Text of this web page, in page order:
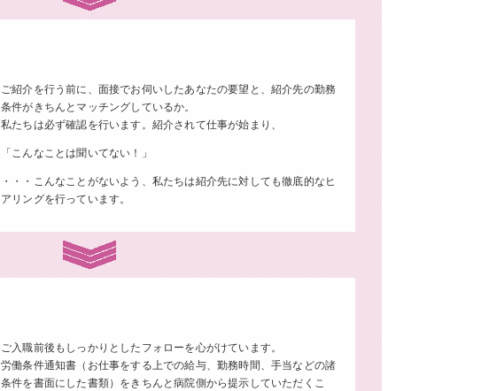
ご紹介を行う前に、面接でお伺いしたあなたの要望と、紹介先の勤務
条件がきちんとマッチングしているか。
私たちは必ず確認を行います。紹介されて仕事が始まり、
「こんなことは聞いてない！」
・・・こんなことがないよう、私たちは紹介先に対しても徹底的なヒ
アリングを行っています。
ご入職前後もしっかりとしたフォローを心がけています。
労働条件通知書（お仕事をする上での給与、勤務時間、手当などの諸
条件を書面にした書類）をきちんと病院側から提示していただくこ